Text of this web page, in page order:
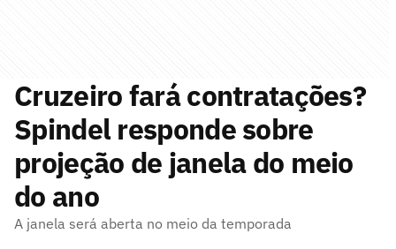
Cruzeiro fará contratações?
Spindel responde sobre
projeção de janela do meio
do ano
A janela será aberta no meio da temporada